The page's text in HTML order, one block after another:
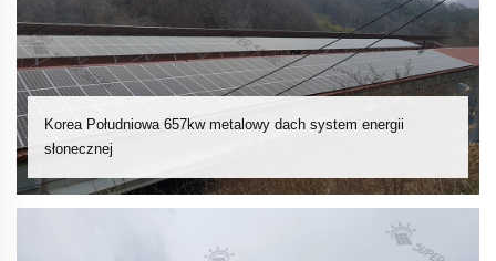
Korea Południowa 657kw metalowy dach system energii
słonecznej